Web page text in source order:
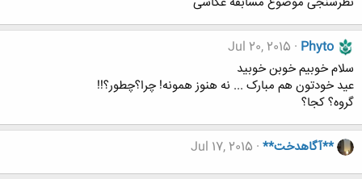
Phyto
Jul 20, 2015
سلام خوبیم خوبن خوبید
عید خودتون هم مبارک ... نه هنوز همونه! چرا؟چطور؟!!
گروه؟ کجا؟
**آگاهدخت** Jul 17, 2015